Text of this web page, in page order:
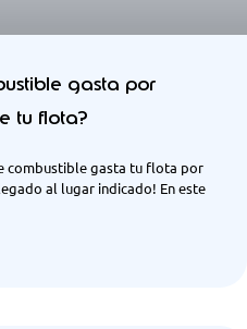
gasta por
tu flota?
combustible gasta tu flota por
al lugar indicado! En este